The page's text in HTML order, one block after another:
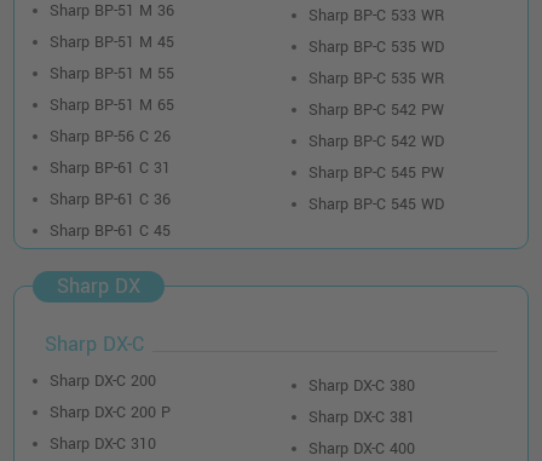
Sharp BP-51 M 36
Sharp BP-51 M 45
Sharp BP-51 M 55
Sharp BP-51 M 65
Sharp BP-56 C 26
Sharp BP-61 C 31
Sharp BP-61 C 36
Sharp BP-61 C 45
Sharp BP-C 533 WR
Sharp BP-C 535 WD
Sharp BP-C 535 WR
Sharp BP-C 542 PW
Sharp BP-C 542 WD
Sharp BP-C 545 PW
Sharp BP-C 545 WD
Sharp DX
Sharp DX-C
Sharp DX-C 200
Sharp DX-C 200 P
Sharp DX-C 310
Sharp DX-C 380
Sharp DX-C 381
Sharp DX-C 400